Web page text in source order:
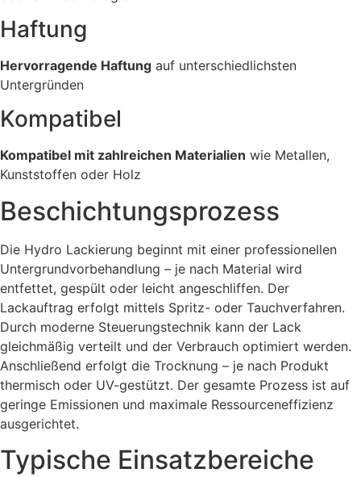
Haftung
Hervorragende Haftung auf unterschiedlichsten
Untergründen
Kompatibel
Kompatibel mit zahlreichen Materialien wie Metallen,
Kunststoffen oder Holz
Beschichtungsprozess
Die Hydro Lackierung beginnt mit einer professionellen
Untergrundvorbehandlung – je nach Material wird
entfettet, gespült oder leicht angeschliffen. Der
Lackauftrag erfolgt mittels Spritz- oder Tauchverfahren.
Durch moderne Steuerungstechnik kann der Lack
gleichmäßig verteilt und der Verbrauch optimiert werden.
Anschließend erfolgt die Trocknung – je nach Produkt
thermisch oder UV-gestützt. Der gesamte Prozess ist auf
geringe Emissionen und maximale Ressourceneffizienz
ausgerichtet.
Typische Einsatzbereiche